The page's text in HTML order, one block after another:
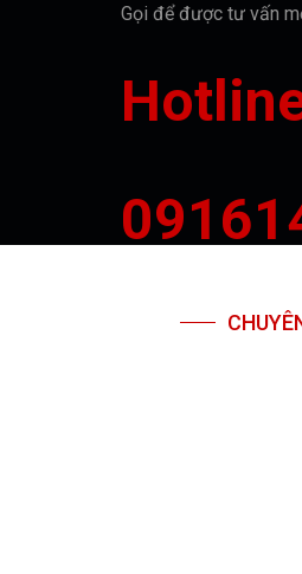
Gọi để được tư vấn